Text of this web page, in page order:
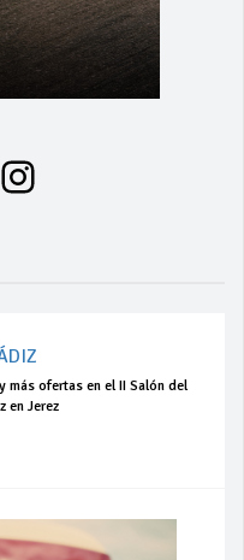
Instagram
más ofertas en el II Salón del
en Jerez